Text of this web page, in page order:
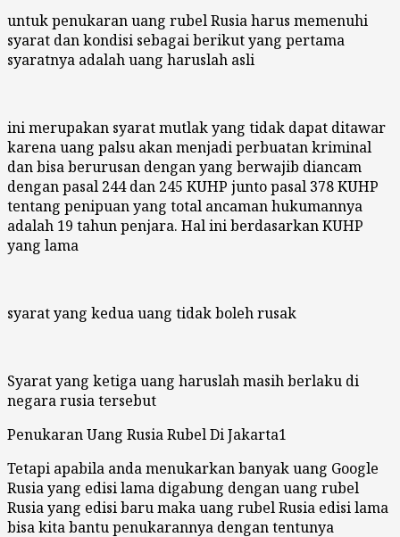
untuk penukaran uang rubel Rusia harus memenuhi
syarat dan kondisi sebagai berikut yang pertama
syaratnya adalah uang haruslah asli
ini merupakan syarat mutlak yang tidak dapat ditawar
karena uang palsu akan menjadi perbuatan kriminal
dan bisa berurusan dengan yang berwajib diancam
dengan pasal 244 dan 245 KUHP junto pasal 378 KUHP
tentang penipuan yang total ancaman hukumannya
adalah 19 tahun penjara. Hal ini berdasarkan KUHP
yang lama
syarat yang kedua uang tidak boleh rusak
Syarat yang ketiga uang haruslah masih berlaku di
negara rusia tersebut
Penukaran Uang Rusia Rubel Di Jakarta1
Tetapi apabila anda menukarkan banyak uang Google
Rusia yang edisi lama digabung dengan uang rubel
Rusia yang edisi baru maka uang rubel Rusia edisi lama
bisa kita bantu penukarannya dengan tentunya